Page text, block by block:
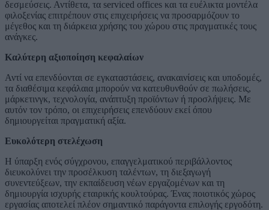
δεσμεύσεις. Αντίθετα, τα serviced offices και τα ευέλικτα μοντέλα
φιλοξενίας επιτρέπουν στις επιχειρήσεις να προσαρμόζουν το
μέγεθος και τη διάρκεια χρήσης του χώρου στις πραγματικές τους
ανάγκες.
Καλύτερη αξιοποίηση κεφαλαίων
Αντί να επενδύονται σε εγκαταστάσεις, ανακαινίσεις και υποδομές,
τα διαθέσιμα κεφάλαια μπορούν να κατευθυνθούν σε πωλήσεις,
μάρκετινγκ, τεχνολογία, ανάπτυξη προϊόντων ή προσλήψεις. Με
αυτόν τον τρόπο, οι επιχειρήσεις επενδύουν εκεί όπου
δημιουργείται πραγματική αξία.
Ευκολότερη στελέχωση
Η ύπαρξη ενός σύγχρονου, επαγγελματικού περιβάλλοντος
διευκολύνει την προσέλκυση ταλέντων, τη διεξαγωγή
συνεντεύξεων, την εκπαίδευση νέων εργαζομένων και τη
δημιουργία ισχυρής εταιρικής κουλτούρας. Ένας ποιοτικός χώρος
εργασίας αποτελεί πλέον σημαντικό παράγοντα επιλογής εργοδότη.